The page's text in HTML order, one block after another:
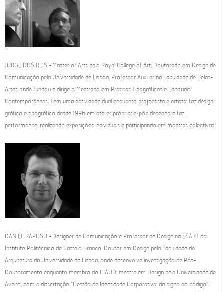
JORGE DOS REIS - Master of Arts pelo Royal College of Art, Doutorado em Design de
Comunicação pela Universidade de Lisboa. Professor Auxiliar na Faculdade de Belas-
Artes onde fundou e dirige o Mestrado em Práticas Tipográficas e Editoriais
Contemporâneas. Tem uma actividade dual enquanto projectista e artista: faz design
gráfico e tipográfico desde 1996 em atelier próprio; expõe desenho e faz
performance, realizando exposições individuais e participando em mostras colectivas.
DANIEL RAPOSO - Designer de Comunicação e Professor de Design na ESART do
Instituto Politécnico de Castelo Branco. Doutor em Design pela Faculdade de
Arquitetura da Universidade de Lisboa, onde desenvolve investigação de Pós-
Doutoramento enquanto membro do CIAUD; mestre em Design pela Universidade de
Aveiro, com a dissertação “Gestão de Identidade Corporativa: do signo ao código”.